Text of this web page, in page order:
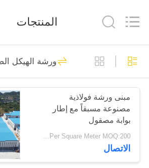
منزل،
بيت
منتجات
أشرطة
فيديو
Engineering
Co.,Ltd.
Reserved.
مستودع الهيكل
الصلب
311
175
المنتجات
ورشة الهيكل
مبنى ورشة فولاذية
مصنوعة مسبقاً مع إطار
بوابة مصقول
USD25-USD45 Per Square Meter MOQ:200 مترا مربعا
الاتصال